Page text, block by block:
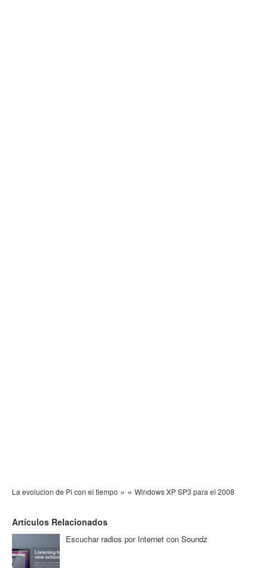
La evolucion de Pi con el tiempo » « Windows XP SP3 para el 2008
Artículos Relacionados
Escuchar radios por Internet con Soundz